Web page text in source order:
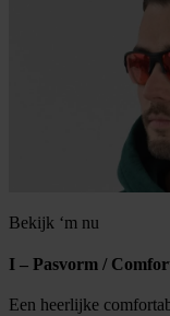
Bekijk ‘m nu
I – Pasvorm /
Een heerlijke